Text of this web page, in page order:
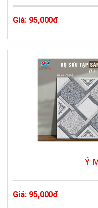
Giá: 95,000đ
Ý
Giá: 95,000đ